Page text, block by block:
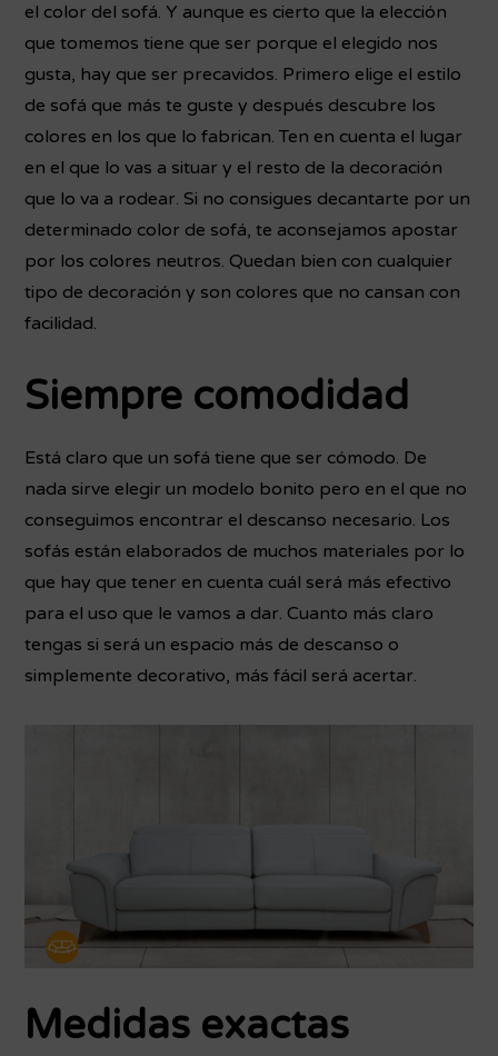
el color del sofá. Y aunque es cierto que la elección
que tomemos tiene que ser porque el elegido nos
gusta, hay que ser precavidos. Primero elige el estilo
de sofá que más te guste y después descubre los
colores en los que lo fabrican. Ten en cuenta el lugar
en el que lo vas a situar y el resto de la decoración
que lo va a rodear. Si no consigues decantarte por un
determinado color de sofá, te aconsejamos apostar
por los colores neutros. Quedan bien con cualquier
tipo de decoración y son colores que no cansan con
facilidad.
Siempre comodidad
Está claro que un sofá tiene que ser cómodo. De
nada sirve elegir un modelo bonito pero en el que no
conseguimos encontrar el descanso necesario. Los
sofás están elaborados de muchos materiales por lo
que hay que tener en cuenta cuál será más efectivo
para el uso que le vamos a dar. Cuanto más claro
tengas si será un espacio más de descanso o
simplemente decorativo, más fácil será acertar.
Medidas exactas